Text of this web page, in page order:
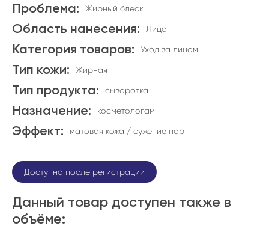
Проблема: Жирный блеск
Область нанесения: Лицо
Категория товаров: Уход за лицом
Тип кожи: Жирная
Тип продукта: сыворотка
Назначение: косметологам
Эффект: матовая кожа / сужение пор
Доступно после регистрации
Данный товар доступен также в
объёме: